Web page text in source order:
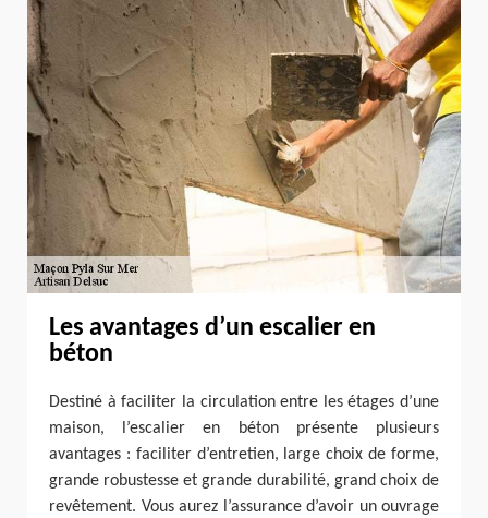
Les avantages d’un escalier en
béton
Destiné à faciliter la circulation entre les étages d’une
maison, l’escalier en béton présente plusieurs
avantages : faciliter d’entretien, large choix de forme,
grande robustesse et grande durabilité, grand choix de
revêtement. Vous aurez l’assurance d’avoir un ouvrage